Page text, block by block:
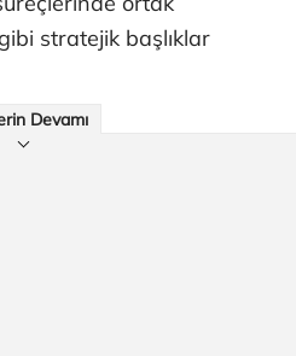
stratejik başlıklar
Devamı